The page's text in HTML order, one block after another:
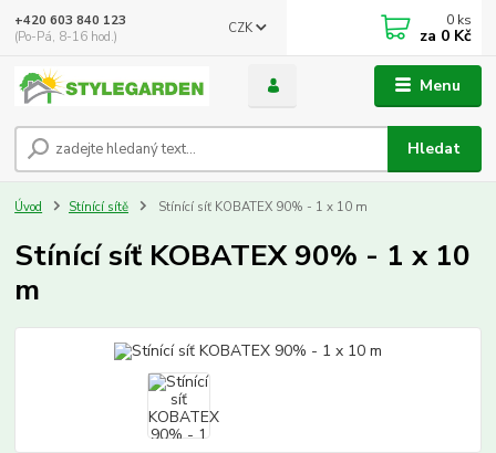
Menu
CZK
Hledat
+420 603 840 123
(Po-Pá, 8-16 hod.)
0 ks
za 0 Kč
Úvod Stínící sítě Stínící síť KOBATEX 90% - 1 x 10 m
Stínící síť KOBATEX 90% - 1 x 10
m